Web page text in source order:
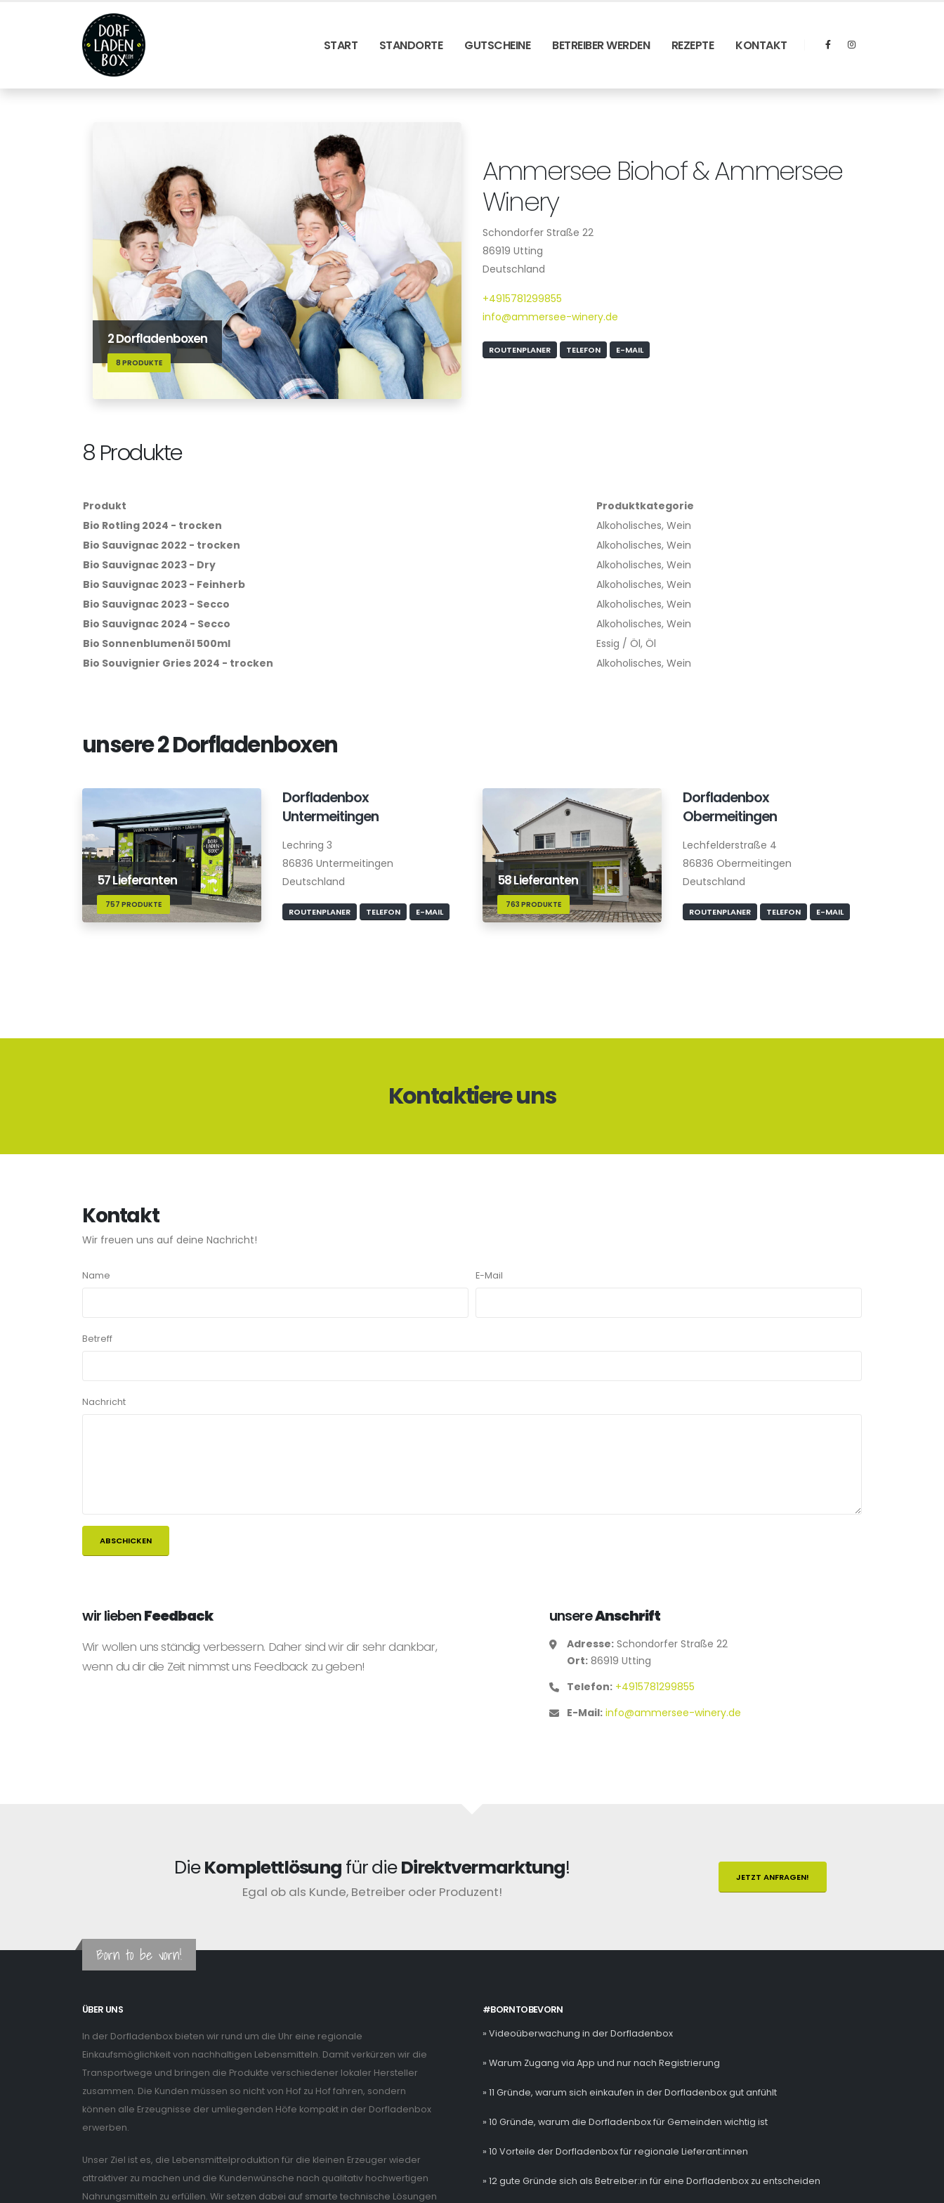
START STANDORTE GUTSCHEINE BETREIBER WERDEN REZEPTE KONTAKT
2 Dorfladenboxen
8 PRODUKTE
Ammersee Biohof & Ammersee
Winery
Schondorfer Straße 22
86919 Utting
Deutschland
+4915781299855
info@ammersee-winery.de
ROUTENPLANER TELEFON E-MAIL
8 Produkte
Produkt
Produktkategorie
Bio Rotling 2024 - trocken
Alkoholisches, Wein
Bio Sauvignac 2022 - trocken
Alkoholisches, Wein
Bio Sauvignac 2023 - Dry
Alkoholisches, Wein
Bio Sauvignac 2023 - Feinherb
Alkoholisches, Wein
Bio Sauvignac 2023 - Secco
Alkoholisches, Wein
Bio Sauvignac 2024 - Secco
Alkoholisches, Wein
Bio Sonnenblumenöl 500ml
Essig / Öl, Öl
Bio Souvignier Gries 2024 - trocken
Alkoholisches, Wein
unsere 2 Dorfladenboxen
57 Lieferanten
757 PRODUKTE
Dorfladenbox
Untermeitingen
Lechring 3
86836 Untermeitingen
Deutschland
ROUTENPLANER TELEFON E-MAIL
58 Lieferanten
763 PRODUKTE
Dorfladenbox
Obermeitingen
Lechfelderstraße 4
86836 Obermeitingen
Deutschland
ROUTENPLANER TELEFON E-MAIL
Kontaktiere uns
Kontakt
Wir freuen uns auf deine Nachricht!
Name E-Mail
Betreff
Nachricht
wir liebenFeedback
Wir wollen uns ständig verbessern. Daher sind wir dir sehr dankbar,
wenn du dir die Zeit nimmst uns Feedback zu geben!
unsereAnschrift
Adresse: Schondorfer Straße 22
Ort: 86919 Utting
Telefon: +4915781299855
E-Mail: info@ammersee-winery.de
DieKomplettlösung für dieDirektvermarktung!
Egal ob als Kunde, Betreiber oder Produzent!
JETZT ANFRAGEN!
Born to be vorn!
ÜBER UNS
In der Dorfladenbox bieten wir rund um die Uhr eine regionale
Einkaufsmöglichkeit von nachhaltigen Lebensmitteln. Damit verkürzen wir die
Transportwege und bringen die Produkte verschiedener lokaler Hersteller
zusammen. Die Kunden müssen so nicht von Hof zu Hof fahren, sondern
können alle Erzeugnisse der umliegenden Höfe kompakt in der Dorfladenbox
erwerben.
Unser Ziel ist es, die Lebensmittelproduktion für die kleinen Erzeuger wieder
attraktiver zu machen und die Kundenwünsche nach qualitativ hochwertigen
Nahrungsmitteln zu erfüllen. Wir setzen dabei auf smarte technische Lösungen
#BORNTOBEVORN
» Videoüberwachung in der Dorfladenbox
» Warum Zugang via App und nur nach Registrierung
» 11 Gründe, warum sich einkaufen in der Dorfladenbox gut anfühlt
» 10 Gründe, warum die Dorfladenbox für Gemeinden wichtig ist
» 10 Vorteile der Dorfladenbox für regionale Lieferant:innen
» 12 gute Gründe sich als Betreiber:in für eine Dorfladenbox zu entscheiden